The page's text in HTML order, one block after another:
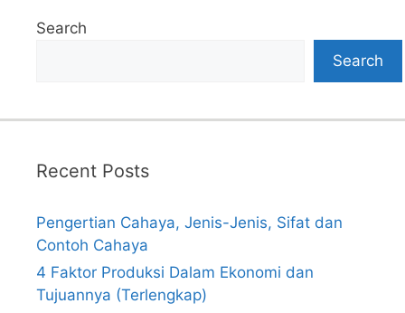
Search
Search
Recent Posts
Pengertian Cahaya, Jenis-Jenis, Sifat dan
Contoh Cahaya
4 Faktor Produksi Dalam Ekonomi dan
Tujuannya (Terlengkap)